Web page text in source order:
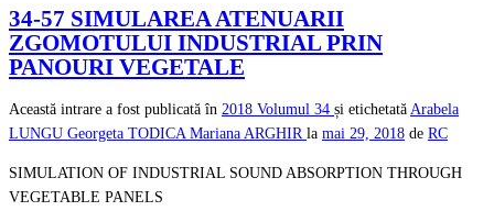
34-57 SIMULAREA ATENUARII
ZGOMOTULUI INDUSTRIAL PRIN
PANOURI VEGETALE
Această intrare a fost publicată în 2018 Volumul 34 și etichetată Arabela
LUNGU Georgeta TODICA Mariana ARGHIR la mai 29, 2018 de RC
SIMULATION OF INDUSTRIAL SOUND ABSORPTION THROUGH
VEGETABLE PANELS